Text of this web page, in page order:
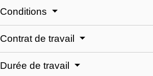
Conditions
Contrat de travail
Durée de travail